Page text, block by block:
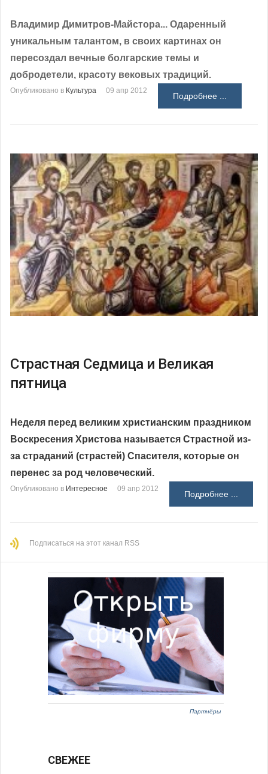
Владимир Димитров-Майстора... Одаренный
уникальным талантом, в своих картинах он
пересоздал вечные болгарские темы и
добродетели, красоту вековых традиций.
Опубликовано в Культура 09 апр 2012
Подробнее ...
Страстная Седмица и Великая
пятница
Неделя перед великим христианским праздником
Воскресения Христова называется Страстной из-
за страданий (страстей) Спасителя, которые он
перенес за род человеческий.
Опубликовано в Интересное 09 апр 2012
Подробнее ...
Подписаться на этот канал RSS
Партнёры
СВЕЖЕЕ